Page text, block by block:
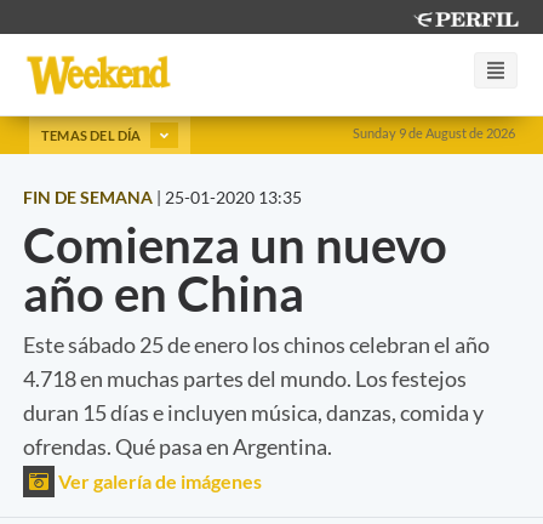
Sunday 9 de August de 2026
TEMAS DEL DÍA
FIN DE SEMANA | 25-01-2020 13:35
Comienza un nuevo
año en China
Este sábado 25 de enero los chinos celebran el año
4.718 en muchas partes del mundo. Los festejos
duran 15 días e incluyen música, danzas, comida y
ofrendas. Qué pasa en Argentina.
Ver galería de imágenes